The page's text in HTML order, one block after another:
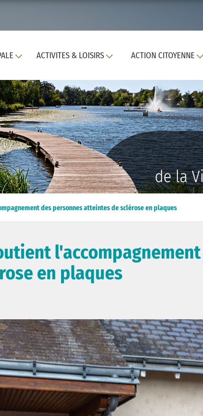
ACTIVITES & LOISIRS ACTION CITOYENNE
des personnes atteintes de sclérose en plaques
en plaques